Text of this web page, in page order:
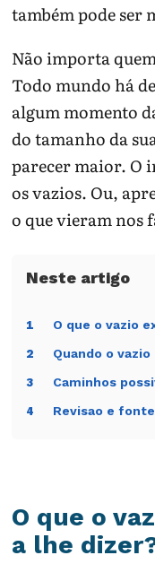
também pode ser
Não importa
Todo mundo há
algum momento
do tamanho da
parecer maior. O
os vazios. Ou,
o que vieram nos
1 O que o vazio
2 Quando o
3 Caminhos
4 Revisao e
O que o
a lhe